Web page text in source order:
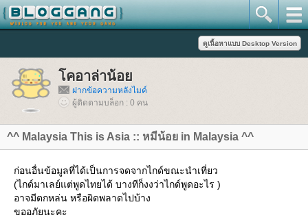
คอาล่าน้อ
ฝากข้อความหลังไมค์
ผู้ติดตามบล็อก : 0 คน
^^ Malaysia This is Asia :: หมีน้อย in Malaysia ^^
ก่อนอื่นข้อมูลที่ได้เป็นการจดจากไกด์ขณะนำเที่ยว
(ไกด์มาเลย์แต่พูดไทยได้ บางทีก็งงว่าไกด์พูดอะไร )
อาจมีตกหล่น หรือผิดพลาดไปบ้าง
ขออภัยนะคะ